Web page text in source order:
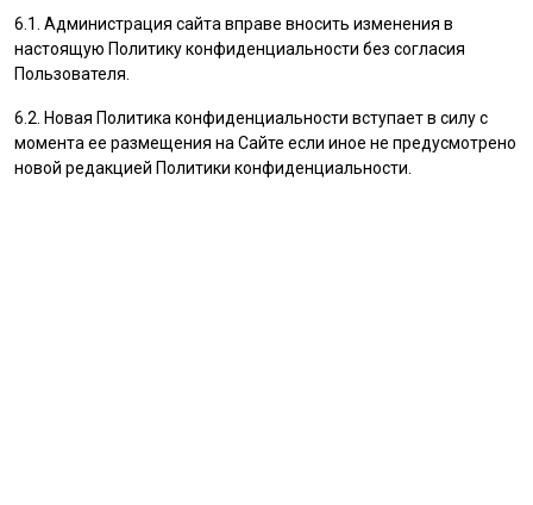
6.1. Администрация сайта вправе вносить изменения в
настоящую Политику конфиденциальности без согласия
Пользователя
6.2. Новая Политика конфиденциальности вступает в силу с
момента ее размещения на Сайте если иное не предусмотрено
новой редакцией Политики конфиденциальности.